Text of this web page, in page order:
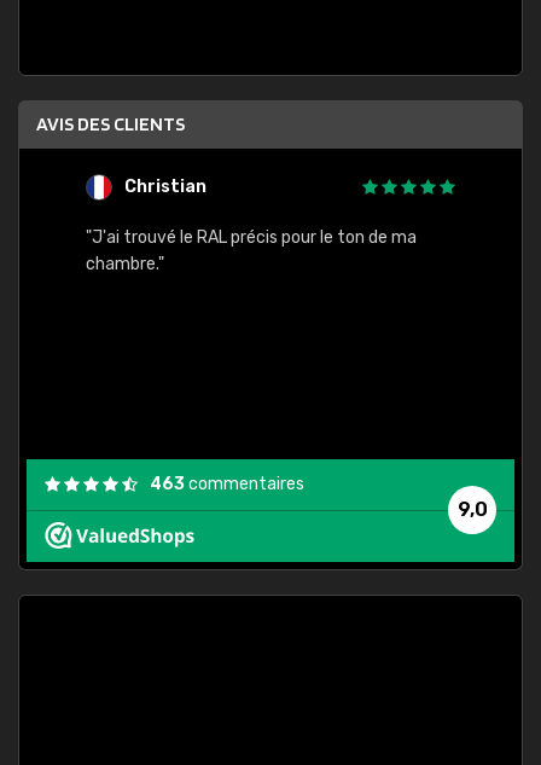
AVIS DES CLIENTS
Christian
"J'ai trouvé le RAL précis pour le ton de ma
chambre."
9,0
463commentaires